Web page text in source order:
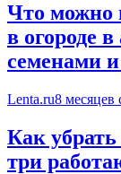
Что можно
в огороде
семенами
Lenta.ru8 месяцев
Как убрать
три